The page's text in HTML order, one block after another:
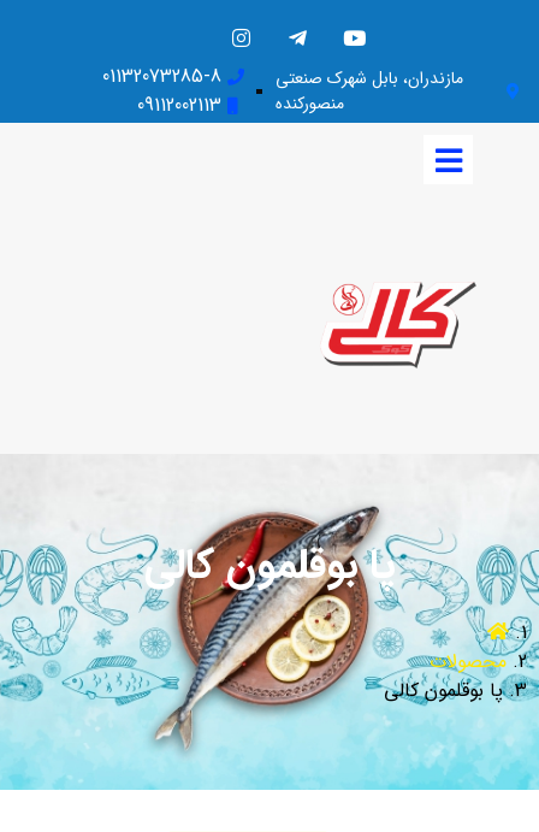
مازندران، بابل شهرک صنعتی
منصورکنده
01132073285-8
09112002113
پا بوقلمون کالی
محصولات
پا بوقلمون کالی